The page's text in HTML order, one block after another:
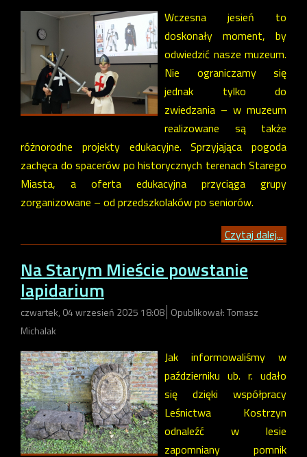
Wczesna jesień to
doskonały moment, by
odwiedzić nasze muzeum.
Nie ograniczamy się
jednak tylko do
zwiedzania – w muzeum
realizowane są także
różnorodne projekty edukacyjne. Sprzyjająca pogoda
zachęca do spacerów po historycznych terenach Starego
Miasta, a oferta edukacyjna przyciąga grupy
zorganizowane – od przedszkolaków po seniorów.
Czytaj dalej...
Na Starym Mieście powstanie
lapidarium
czwartek, 04 wrzesień 2025 18:08 Opublikował: Tomasz
Michalak
Jak informowaliśmy w
październiku ub. r. udało
się dzięki współpracy
Leśnictwa Kostrzyn
odnaleźć w lesie
zapomniany pomnik